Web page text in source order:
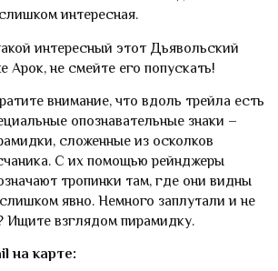
интересная.
интересный этот Дьявольский
Арок, не смейте его попускать!
внимание, что вдоль трейла есть
опознавательные знаки –
сложенные из осколков
С их помощью рейнджеры
тропинки там, где они видны
явно. Немного заплутали и не
Ищите взглядом пирамидку.
на карте: